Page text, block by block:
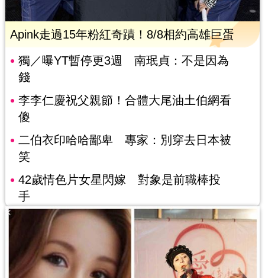
Apink走過15年粉紅奇蹟！8/8相約高雄巨蛋
獨／曝YT暫停更3週 南珉貞：不是因為
錢
李李仁慶祝父親節！合體大尾油土伯網看
傻
二伯衣印哈哈鄙卑 專家：別穿去日本被
笑
42歲情色片女星閃嫁 對象是前職棒投
手